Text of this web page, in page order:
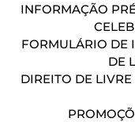
INFORMAÇÃO
FORMULÁRIO DE
DE
DIREITO DE